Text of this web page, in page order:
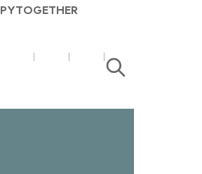
TOGETHER
SPC
SPC
검